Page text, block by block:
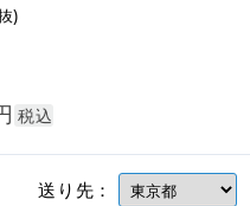
)
税込
送り先：